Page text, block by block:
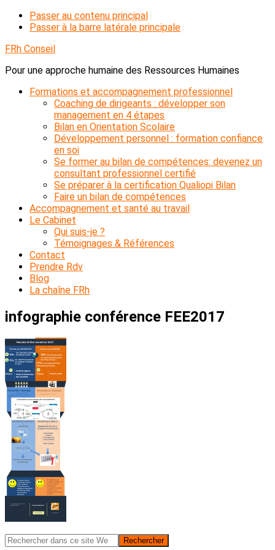
Passer au contenu principal
Passer à la barre latérale principale
FRh Conseil
Pour une approche humaine des Ressources Humaines
Formations et accompagnement professionnel
Coaching de dirigeants : développer son
management en 4 étapes
Bilan en Orientation Scolaire
Développement personnel : formation confiance
en soi
Se former au bilan de compétences: devenez un
consultant professionnel certifié
Se préparer à la certification Qualiopi Bilan
Faire un bilan de compétences
Accompagnement et santé au travail
Le Cabinet
Qui suis-je ?
Témoignages & Références
Contact
Prendre Rdv
Blog
La chaîne FRh
infographie conférence FEE2017
Barre
Rechercher